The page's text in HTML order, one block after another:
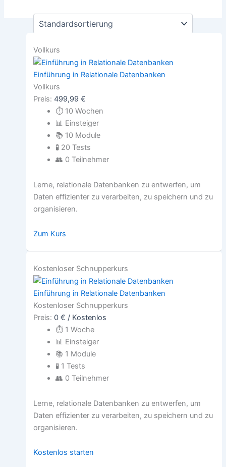
Vollkurs
Einführung in Relationale Datenbanken
Vollkurs
Preis: 499,99€
⏱10 Wochen
📊 Einsteiger
📚10 Module
🧪20 Tests
👥 0 Teilnehmer
Lerne, relationale Datenbanken zu entwerfen, um
Daten effizienter zu verarbeiten, zu speichern und zu
organisieren.
Zum Kurs
Kostenloser Schnupperkurs
Einführung in Relationale Datenbanken
Kostenloser Schnupperkurs
Preis: 0 € / Kostenlos
⏱1 Woche
📊 Einsteiger
📚1 Module
🧪1 Tests
👥 0 Teilnehmer
Lerne, relationale Datenbanken zu entwerfen, um
Daten effizienter zu verarbeiten, zu speichern und zu
organisieren.
Kostenlos starten